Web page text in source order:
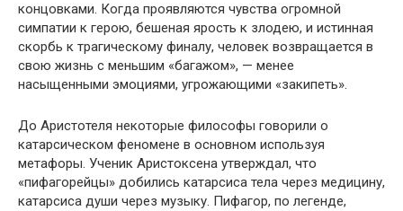
концовками. Когда проявляются чувства огромной
симпатии к герою, бешеная ярость к злодею, и истинная
скорбь к трагическому финалу, человек возвращается в
свою жизнь с меньшим «багажом», — менее
насыщенными эмоциями, угрожающими «закипеть».
До Аристотеля некоторые философы говорили о
катарсическом феномене в основном используя
метафоры. Ученик Аристоксена утверждал, что
«пифагорейцы» добились катарсиса тела через медицину,
катарсиса души через музыку. Пифагор, по легенде,